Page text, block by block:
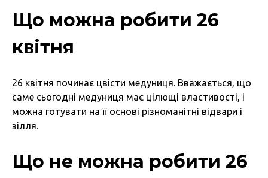
Що можна робити 26
квітня
26 квітня починає цвісти медуниця. Вважається, що
саме сьогодні медуниця має цілющі властивості, і
можна готувати на її основі різноманітні відвари і
зілля.
Що не можна робити 26